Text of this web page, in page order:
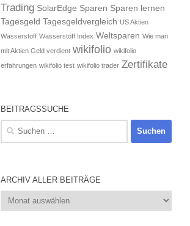
Trading SolarEdge Sparen Sparen lernen
Tagesgeld Tagesgeldvergleich US Aktien
Wasserstoff Wasserstoff Index Weltsparen Wie man
mit Aktien Geld verdient wikifolio wikifolio
erfahrungen wikifolio test wikifolio trader Zertifikate
BEITRAGSSUCHE
Suchen
ARCHIV ALLER BEITRÄGE
Archiv
aller